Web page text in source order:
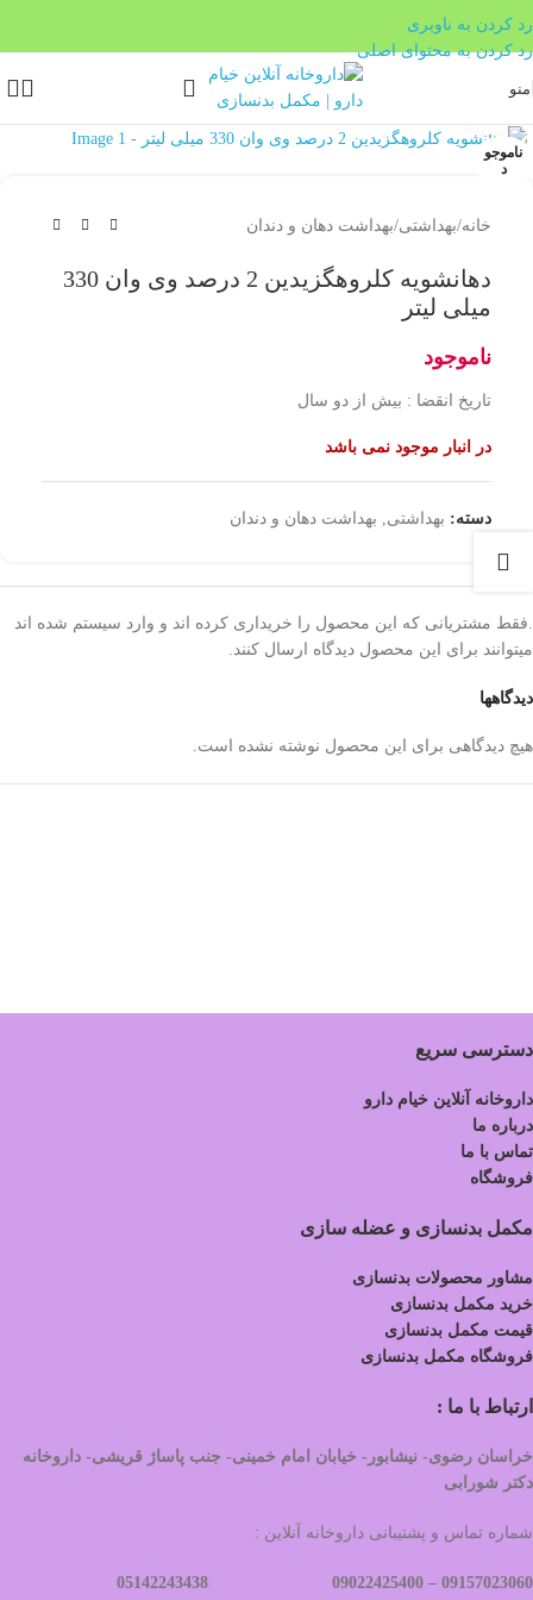
رد کردن به ناوبری
رد کردن به محتوای اصلی
منو
ناموجو
د
بزرگنمایی تصویر
خانه/بهداشتی/بهداشت دهان و دندان
دهانشویه کلروهگزیدین 2 درصد وی وان 330
میلی لیتر
ناموجود
تاریخ انقضا : بیش از دو سال
در انبار موجود نمی باشد
دسته: بهداشتی بهداشت دهان و دندان
دیدگاهها
هیچ دیدگاهی برای این محصول نوشته نشده است.
.فقط مشتریانی که این محصول را خریداری کرده اند و وارد سیستم شده اند
میتوانند برای این محصول دیدگاه ارسال کنند.
دسترسی سریع
داروخانه آنلاین خیام دارو
درباره ما
تماس با ما
فروشگاه
مکمل بدنسازی و عضله سازی
مشاور محصولات بدنسازی
خرید مکمل بدنسازی
قیمت مکمل بدنسازی
فروشگاه مکمل بدنسازی
ارتباط با ما :
خراسان رضوی- نیشابور- خیابان امام خمینی- جنب پاساژ قریشی- داروخانه
دکتر شورابی
شماره تماس و پشتیبانی داروخانه آنلاین :
09157023060 –